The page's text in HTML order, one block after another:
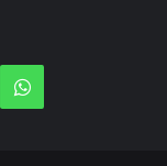
WhatsApp